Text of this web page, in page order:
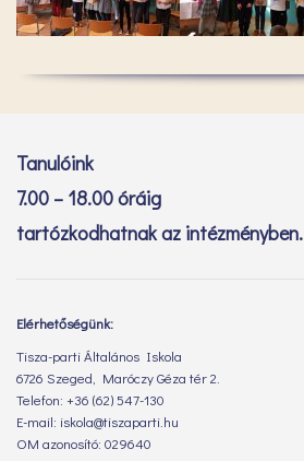
Tanulóink
7.00 – 18.00 óráig
tartózkodhatnak az intézményben.
Elérhetőségünk:
Tisza-parti Általános Iskola
6726 Szeged, Maróczy Géza tér 2.
Telefon: +36 (62) 547-130
E-mail: iskola@tiszaparti.hu
OM azonosító: 029640